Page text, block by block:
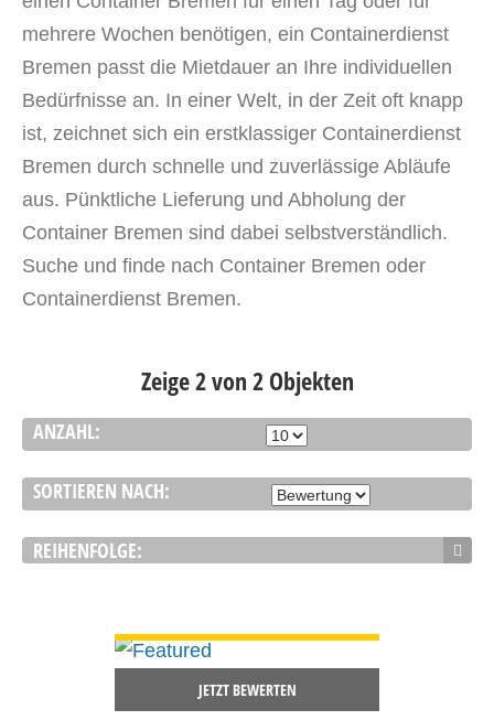
mehrere Wochen benötigen, ein Containerdienst
Bremen passt die Mietdauer an Ihre individuellen
Bedürfnisse an. In einer Welt, in der Zeit oft knapp
ist, zeichnet sich ein erstklassiger Containerdienst
Bremen durch schnelle und zuverlässige Abläufe
aus. Pünktliche Lieferung und Abholung der
Container Bremen sind dabei selbstverständlich.
Suche und finde nach Container Bremen oder
Containerdienst Bremen.
Zeige 2 von 2 Objekten
ANZAHL:
SORTIEREN NACH:
REIHENFOLGE:
JETZT BEWERTEN